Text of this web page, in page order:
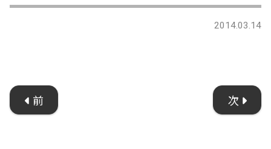
2014.03.14
前 次